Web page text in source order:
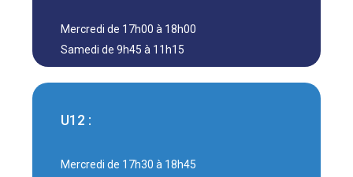
Mercredi de 17h00 à 18h00
Samedi de 9h45 à 11h15
U12 :
Mercredi de 17h30 à 18h45